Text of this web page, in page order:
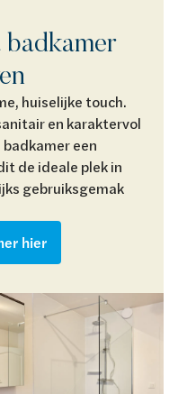
badkamer
huiselijke touch.
en karaktervol
een
de ideale plek in
gebruiksgemak
hier